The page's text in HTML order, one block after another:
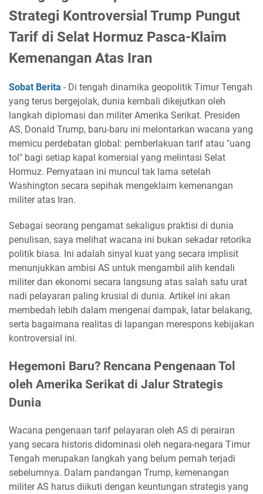
Strategi Kontroversial Trump Pungut
Tarif di Selat Hormuz Pasca-Klaim
Kemenangan Atas Iran
Sobat Berita - Di tengah dinamika geopolitik Timur Tengah
yang terus bergejolak, dunia kembali dikejutkan oleh
langkah diplomasi dan militer Amerika Serikat. Presiden
AS, Donald Trump, baru-baru ini melontarkan wacana yang
memicu perdebatan global: pemberlakuan tarif atau "uang
tol" bagi setiap kapal komersial yang melintasi Selat
Hormuz. Pernyataan ini muncul tak lama setelah
Washington secara sepihak mengeklaim kemenangan
militer atas Iran.
Sebagai seorang pengamat sekaligus praktisi di dunia
penulisan, saya melihat wacana ini bukan sekadar retorika
politik biasa. Ini adalah sinyal kuat yang secara implisit
menunjukkan ambisi AS untuk mengambil alih kendali
militer dan ekonomi secara langsung atas salah satu urat
nadi pelayaran paling krusial di dunia. Artikel ini akan
membedah lebih dalam mengenai dampak, latar belakang,
serta bagaimana realitas di lapangan merespons kebijakan
kontroversial ini.
Hegemoni Baru? Rencana Pengenaan Tol
oleh Amerika Serikat di Jalur Strategis
Dunia
Wacana pengenaan tarif pelayaran oleh AS di perairan
yang secara historis didominasi oleh negara-negara Timur
Tengah merupakan langkah yang belum pernah terjadi
sebelumnya. Dalam pandangan Trump, kemenangan
militer AS harus diikuti dengan keuntungan strategis yang